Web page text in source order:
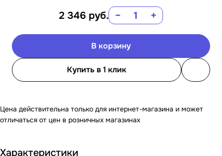
2 346 руб. − +
В корзину
Купить в 1 клик
Цена действительна только для интернет-магазина и может
отличаться от цен в розничных магазинах
Характеристики